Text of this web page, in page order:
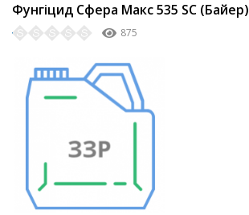
Фунгіцид Сфера Макс 535 SC (Байер)
875